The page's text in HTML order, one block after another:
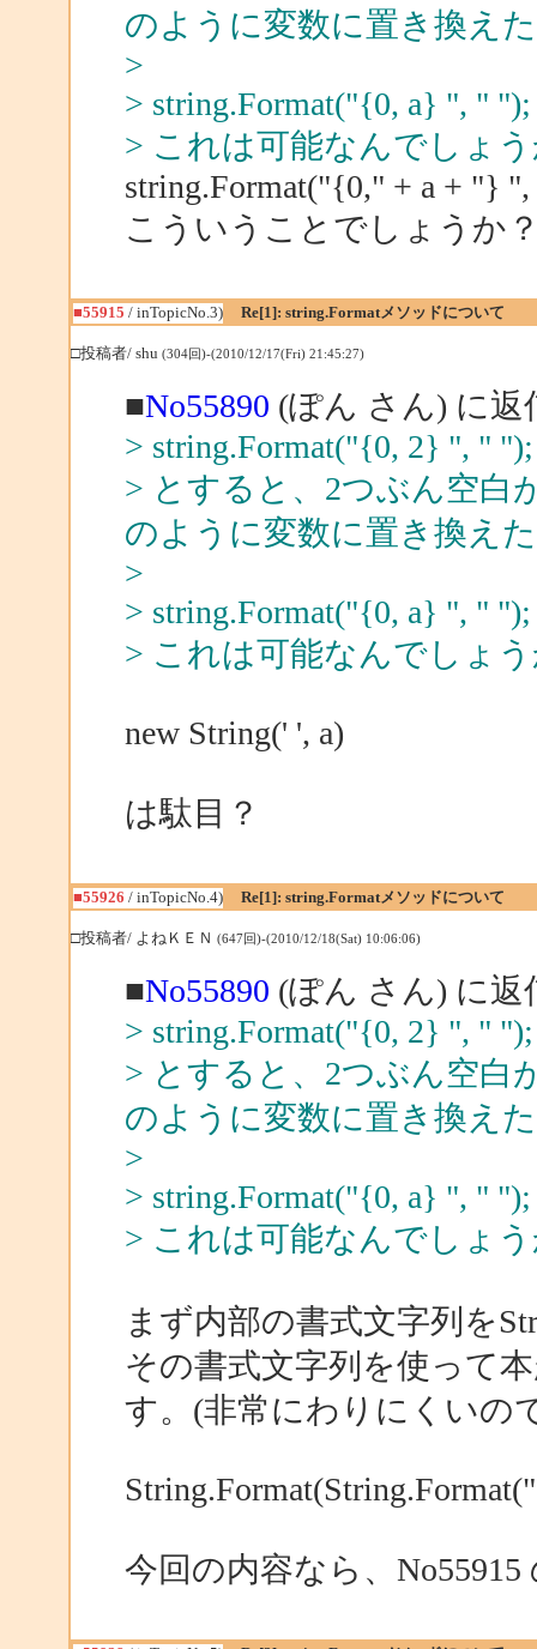
のように変数に置き換え
>
> string.Format("{0, a} ", " ");
> これは可能なんでしょ
string.Format("{0," + a + "}
こういうことでしょうか
■55915 / inTopicNo.3) Re[1]: string.Formatメソッドについて
□投稿者/ shu (304回)-(2010/12/17(Fri) 21:45:27)
■No55890 (ぽん さん) に返
> string.Format("{0, 2} ", " ");
> とすると、2つぶん空白
のように変数に置き換え
>
> string.Format("{0, a} ", " ");
> これは可能なんでしょ
new String(' ', a)
は駄目？
■55926 / inTopicNo.4) Re[1]: string.Formatメソッドについて
□投稿者/ よねＫＥＮ (647回)-(2010/12/18(Sat) 10:06:06)
■No55890 (ぽん さん) に返
> string.Format("{0, 2} ", " ");
> とすると、2つぶん空白
のように変数に置き換え
>
> string.Format("{0, a} ", " ");
> これは可能なんでしょ
まず内部の書式文字列を
その書式文字列を使って
す。(非常にわりにくいの
今回の内容なら、